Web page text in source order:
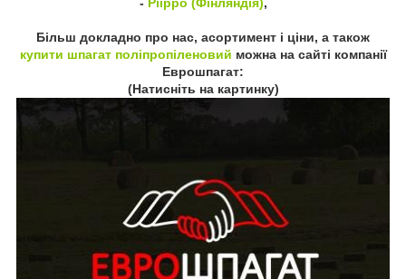
- Piippo (Фінляндія),
Більш докладно про нас, асортимент і ціни, а також
купити шпагат поліпропіленовий можна на сайті компанії
Еврошпагат:
(Натисніть на картинку)